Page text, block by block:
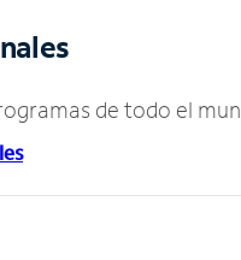
de todo el